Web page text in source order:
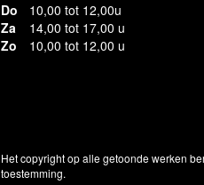
Do
10,00 tot 12,00u
Za
14,00 tot 17,00 u
Zo
10,00 tot 12,00 u
Het copyright op alle getoonde werken
toestemming.